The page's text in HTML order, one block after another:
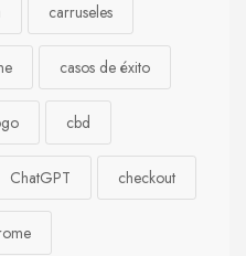
carruseles
casos de éxito
cbd
ChatGPT checkout